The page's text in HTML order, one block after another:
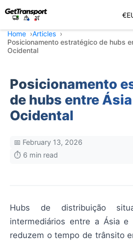
€
Home
Articles
Posicionamento estratégico de hubs
Ocidental
Posicionamento
de hubs entre
Ocidental
📅 February 13, 2026
⏱️ 6 min read
Hubs de distribuição
intermediários entre a Ásia e
reduzem o tempo de trânsito